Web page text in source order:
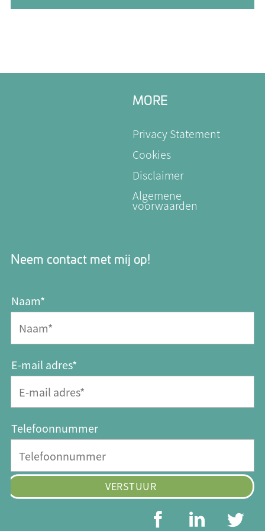
MORE
Privacy Statement
Cookies
Disclaimer
Algemene
voorwaarden
Neem contact met mij op!
Naam*
E-mail adres*
Telefoonnummer